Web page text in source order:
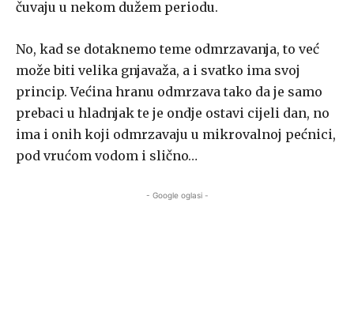
čuvaju u nekom dužem periodu.
No, kad se dotaknemo teme odmrzavanja, to već
može biti velika gnjavaža, a i svatko ima svoj
princip. Većina hranu odmrzava tako da je samo
prebaci u hladnjak te je ondje ostavi cijeli dan, no
ima i onih koji odmrzavaju u mikrovalnoj pećnici,
pod vrućom vodom i slično…
- Google oglasi -